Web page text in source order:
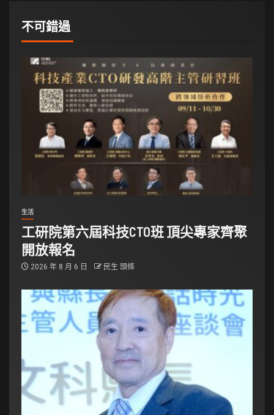
不可錯過
生活
工研院第六屆科技CTO班 頂尖專家齊聚
開放報名
2026 年 8 月 6 日 民生 頭條